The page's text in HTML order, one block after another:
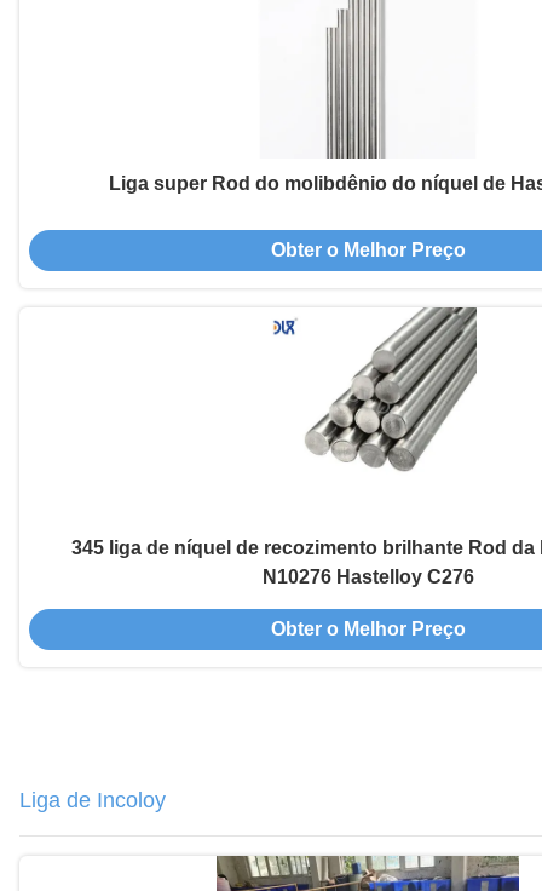
Liga super Rod do molibdênio do níquel de
Obter o Melhor Preço
345 liga de níquel de recozimento brilhante Rod da
N10276 Hastelloy C276
Obter o Melhor Preço
Liga de Incoloy